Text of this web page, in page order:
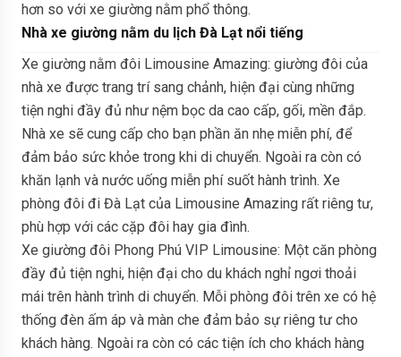
hơn so với xe giường nằm phổ thông.
Nhà xe giường nằm du lịch Đà Lạt nổi tiếng
Xe giường nằm đôi Limousine Amazing: giường đôi của
nhà xe được trang trí sang chảnh, hiện đại cùng những
tiện nghi đầy đủ như nệm bọc da cao cấp, gối, mền đắp.
Nhà xe sẽ cung cấp cho bạn phần ăn nhẹ miễn phí, để
đảm bảo sức khỏe trong khi di chuyển. Ngoài ra còn có
khăn lạnh và nước uống miễn phí suốt hành trình. Xe
phòng đôi đi Đà Lạt của Limousine Amazing rất riêng tư,
phù hợp với các cặp đôi hay gia đình.
Xe giường đôi Phong Phú VIP Limousine: Một căn phòng
đầy đủ tiện nghi, hiện đại cho du khách nghỉ ngơi thoải
mái trên hành trình di chuyển. Mỗi phòng đôi trên xe có hệ
thống đèn ấm áp và màn che đảm bảo sự riêng tư cho
khách hàng. Ngoài ra còn có các tiện ích cho khách hàng